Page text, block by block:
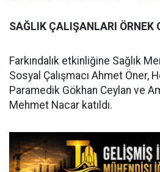
SAĞLIK ÇALIŞANLARI ÖRNEK
Farkındalık etkinliğine Sağlık
Sosyal Çalışmacı Ahmet Öner,
Paramedik Gökhan Ceylan ve
Mehmet Nacar katıldı.